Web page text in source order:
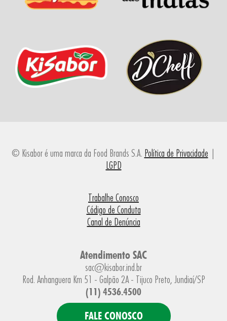
© Kisabor é uma marca da Food Brands S.A. Política de Privacidade |
LGPD
Trabalhe Conosco
Código de Conduta
Canal de Denúncia
Atendimento SAC
sac@kisabor.ind.br
Rod. Anhanguera Km 51 - Galpão 2A - Tijuco Preto, Jundiaí/SP
(11) 4536.4500
FALE CONOSCO